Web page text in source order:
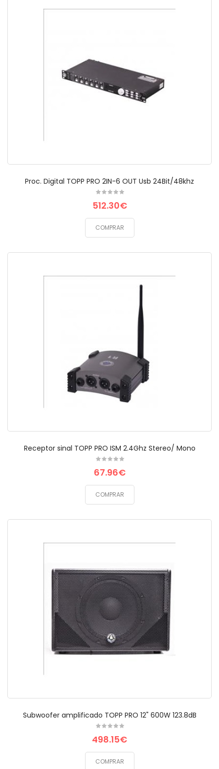
Proc. Digital TOPP PRO 2IN-6 OUT Usb 24Bit/48khz
512.30€
COMPRAR
Receptor sinal TOPP PRO ISM 2.4Ghz Stereo/ Mono
67.96€
COMPRAR
Subwoofer amplificado TOPP PRO 12" 600W 123.8dB
498.15€
COMPRAR